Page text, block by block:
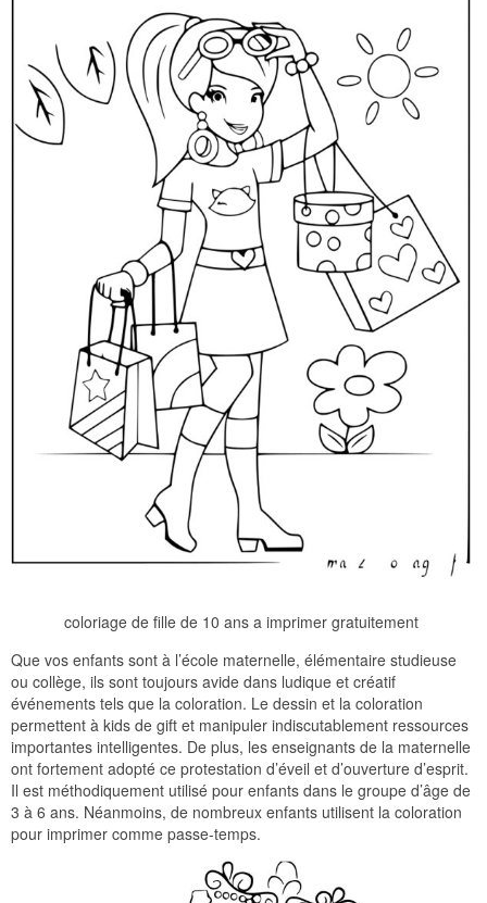
coloriage de fille de 10 ans a imprimer gratuitement
Que vos enfants sont à l’école maternelle, élémentaire studieuse
ou collège, ils sont toujours avide dans ludique et créatif
événements tels que la coloration. Le dessin et la coloration
permettent à kids de gift et manipuler indiscutablement ressources
importantes intelligentes. De plus, les enseignants de la maternelle
ont fortement adopté ce protestation d’éveil et d’ouverture d’esprit.
Il est méthodiquement utilisé pour enfants dans le groupe d’âge de
3 à 6 ans. Néanmoins, de nombreux enfants utilisent la coloration
pour imprimer comme passe-temps.